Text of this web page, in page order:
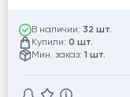
В наличии: 32 шт.
Купили: 0 шт.
Мин. заказ: 1 шт.